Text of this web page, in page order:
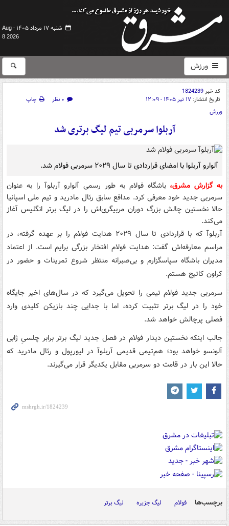
شنبه ۱۷ مرداد ۱۴۰۵ -
Aug
8 2026
ورزش
کد خبر1824239
تاریخ انتشار: ۱۷ تیر ۱۴۰۵ - ۱۲:۰۹ ۰ نظر
چاپ
ورزش
آربلوا سرمربی تیم لیگ برتری شد
آلوارو آربلوا با امضای قراردادی تا سال ۲۰۲۹ سرمربی فولام شد.
به گزارش مشرق، باشگاه فولام به طور رسمی آلوارو آربلوآ را به عنوان
سرمربی جدید خود معرفی کرد. مدافع سابق رئال مادرید و تیم ملی اسپانیا
حالا نخستین چالش بزرگ دوران مربیگری‌اش را در لیگ برتر انگلیس آغاز
می‌کند.
آربلوآ که با قراردادی تا سال ۲۰۲۹ هدایت فولام را بر عهده گرفته، در
مراسم معارفه‌اش گفت: هدایت فولام افتخار بزرگی برایم است. از اعتماد
مدیران باشگاه سپاسگزارم و بی‌صبرانه منتظر شروع تمرینات و حضور در
کراون کاتیج هستم.
سرمربی جدید فولام تیمی را تحویل می‌گیرد که در سال‌های اخیر جایگاه
خود را در لیگ برتر تثبیت کرده، اما با جدایی چند بازیکن کلیدی وارد
فصلی پرچالش خواهد شد.
جالب اینکه نخستین دیدار فولام در فصل جدید لیگ برتر برابر چلسیِ ژابی
آلونسو خواهد بود؛ هم‌تیمی قدیمی آربلوآ در لیورپول و رئال مادرید که
حالا این بار در قامت دو سرمربی مقابل یکدیگر قرار می‌گیرند.
برچسب‌ها فولام لیگ جزیره لیگ برتر